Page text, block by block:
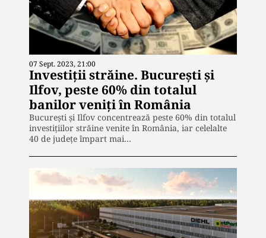
07 Sept. 2023, 21:00
Investiții străine. București și
Ilfov, peste 60% din totalul
banilor veniți în România
București și Ilfov concentrează peste 60% din totalul
investițiilor străine venite în România, iar celelalte
40 de județe împart mai…